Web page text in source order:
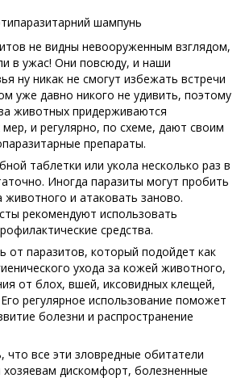
не видны невооруженным взглядом,
в ужас! Они повсюду, и наши
ну никак не смогут избежать встречи
уже давно никого не удивить, поэтому
животных придерживаются
и регулярно, по схеме, дают своим
препараты.
таблетки или укола несколько раз в
Иногда паразиты могут пробить
и атаковать заново.
рекомендуют использовать
средства.
от паразитов, который подойдет как
ухода за кожей животного,
от блох, вшей, иксовидных клещей,
регулярное использование поможет
болезни и распространение
что все эти зловредные обитатели
дискомфорт, болезненные